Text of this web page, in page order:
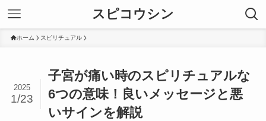
スピコウシン
ホーム スピリチュアル
子宮が痛い時のスピリチュアルな
6つの意味！良いメッセージと悪
いサインを解説
2025
1/23